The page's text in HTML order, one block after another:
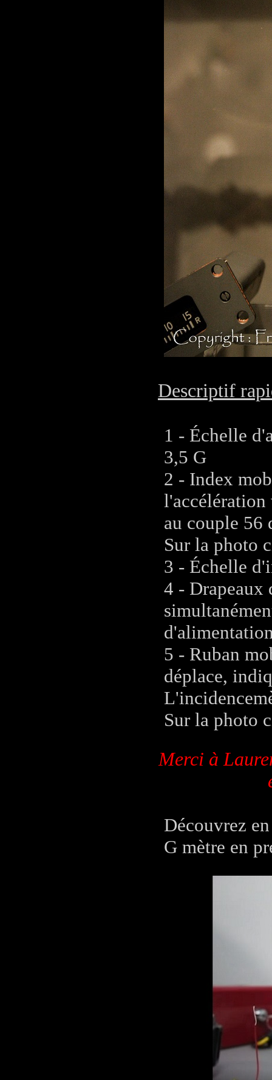
Descriptif
1 - Échelle
3,5 G
2 - Index
l'accélération
au couple 56
Sur la photo
3 - Échelle
4 - Drapeaux
5 - Ruban
déplace,
Sur la photo
Merci à
Découvrez
G mètre en